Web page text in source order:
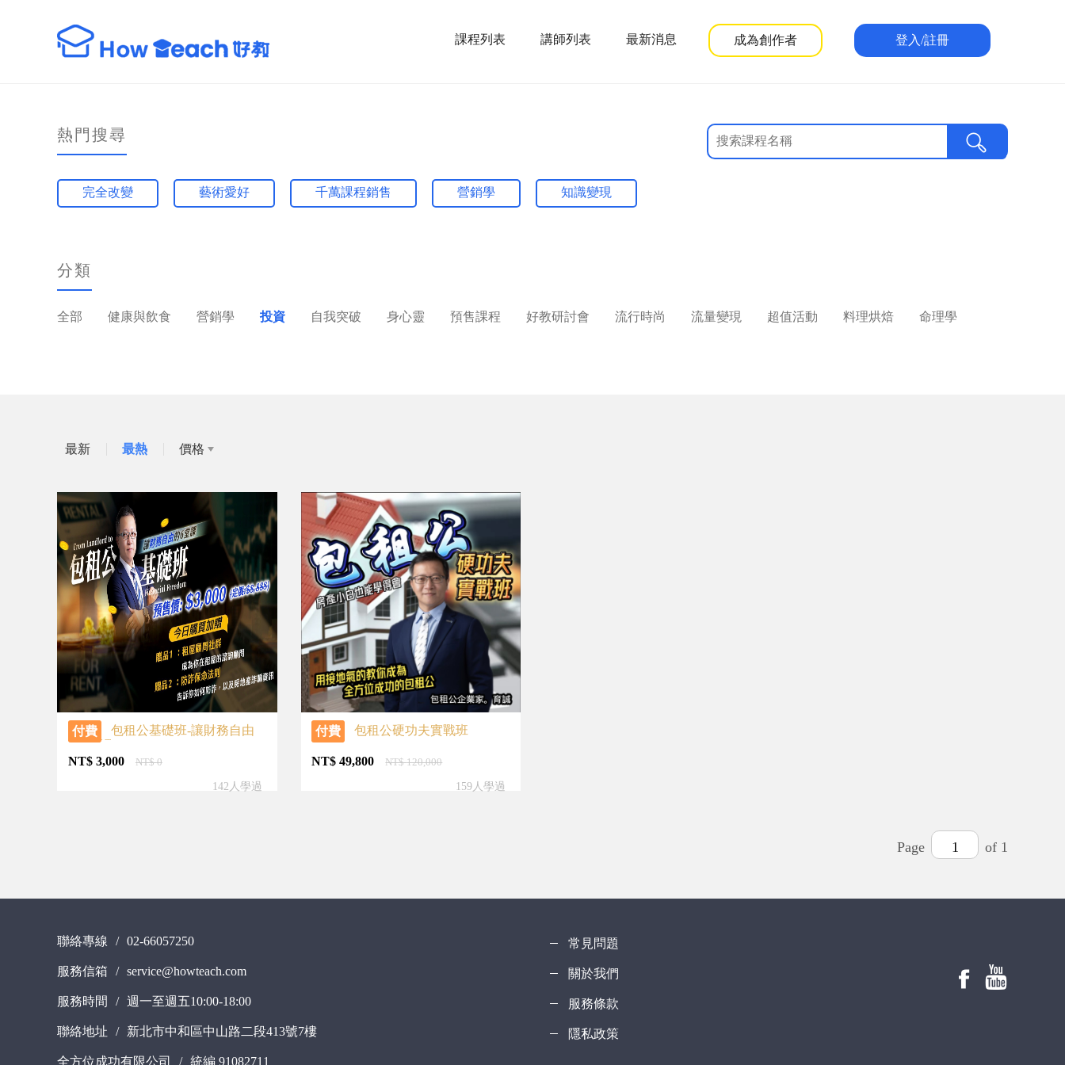
課程列表 講師列表 最新消息 成為創作者 登入/註冊
熱門搜尋
完全改變 藝術愛好 千萬課程銷售 營銷學 知識變現
分類
全部 健康與飲食 營銷學 投資 自我突破 身心靈 預售課程 好教研討會 流行時尚 流量變現 超值活動 料理烘焙 命理學
最新 最熱 價格
付費
包租公基礎班-讓財務自由
的6堂課
NT$ 3,000 NT$0
142人學過
付費 包租公硬功夫實戰班
NT$49,800 NT$120,000
159人學過
Page 1 of 1
聯絡專線 / 02-66057250
服務信箱 / service@howteach.com
服務時間 / 週一至週五10:00-18:00
聯絡地址 / 新北市中和區中山路二段413號7樓
全方位成功有限公司 / 統編 91082711
常見問題
關於我們
服務條款
隱私政策